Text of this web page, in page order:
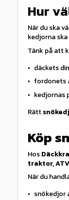
Hur
När du ska
kedjorna
Tänk på att
däckets
fordonets
kedjornas
Rätt
Köp
Hos
traktor,
När du
snökedjor